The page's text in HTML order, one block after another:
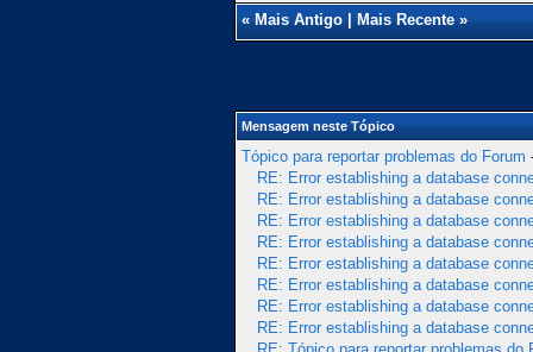
«Mais Antigo|Mais Recente»
Mensagem neste Tópico
Tópico para reportar problemas do Forum
RE: Error establishing a database
RE: Error establishing a database
RE: Error establishing a database
RE: Error establishing a database
RE: Error establishing a database
RE: Error establishing a database
RE: Error establishing a database
RE: Error establishing a database